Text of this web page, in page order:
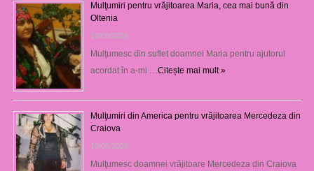
Mulţumiri pentru vrăjitoarea Maria, cea mai bună din
Oltenia
10/08/2026
Mulţumesc din suflet doamnei Maria pentru ajutorul
acordat în a-mi …Citește mai mult »
Mulţumiri din America pentru vrăjitoarea Mercedeza din
Craiova
10/08/2026
Mulţumesc doamnei vrăjitoare Mercedeza din Craiova